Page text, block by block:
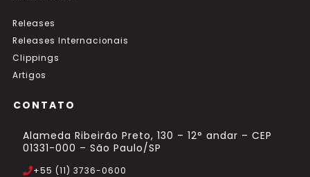
Releases
Releases Internacionais
Clippings
Artigos
CONTATO
Alameda Ribeirão Preto, 130 – 12° andar – CEP
01331-000 – São Paulo/SP
+55 (11) 3736-0600